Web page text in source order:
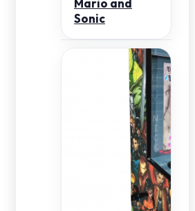
Mario and
Sonic